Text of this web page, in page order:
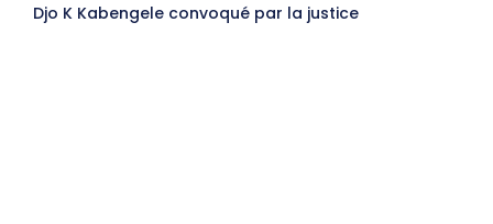
Djo K Kabengele convoqué par la justice